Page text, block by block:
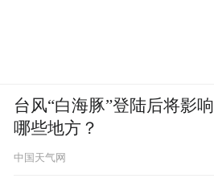
台风“白海豚”登陆后将影响
哪些地方？
中国天气网